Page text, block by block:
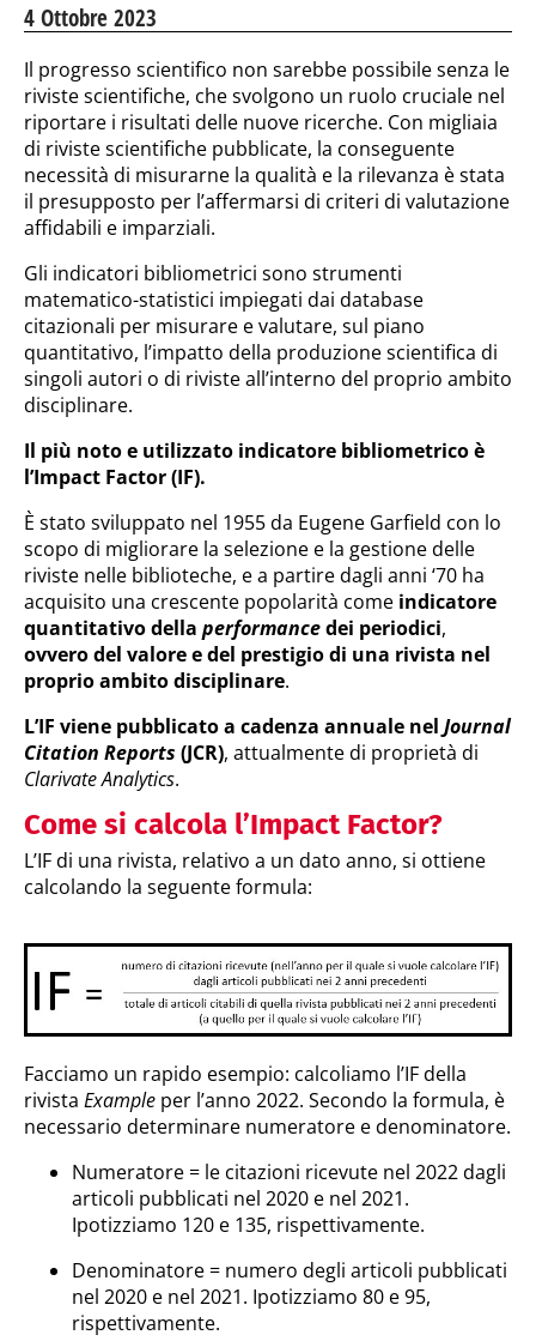
4 Ottobre 2023
Il progresso scientifico non sarebbe possibile senza le
riviste scientifiche, che svolgono un ruolo cruciale nel
riportare i risultati delle nuove ricerche. Con migliaia
di riviste scientifiche pubblicate, la conseguente
necessità di misurarne la qualità e la rilevanza è stata
il presupposto per l’affermarsi di criteri di valutazione
affidabili e imparziali.
Gli indicatori bibliometrici sono strumenti
matematico-statistici impiegati dai database
citazionali per misurare e valutare, sul piano
quantitativo, l’impatto della produzione scientifica di
singoli autori o di riviste all’interno del proprio ambito
disciplinare.
Il più noto e utilizzato indicatore bibliometrico è
l’Impact Factor (IF).
È stato sviluppato nel 1955 da Eugene Garfield con lo
scopo di migliorare la selezione e la gestione delle
riviste nelle biblioteche, e a partire dagli anni ‘70 ha
acquisito una crescente popolarità come indicatore
quantitativo della performancedei periodici,
ovverodel valore e del prestigio di una rivista nel
proprio ambito disciplinare.
L’IF viene pubblicato a cadenza annuale nel Journal
Citation Reports (JCR), attualmente di proprietà di
Clarivate Analytics.
Come si calcola l’Impact Factor?
L’IF di una rivista, relativo a un dato anno, si ottiene
calcolando la seguente formula:
Facciamo un rapido esempio: calcoliamo l’IF della
rivista Example per l’anno 2022. Secondo la formula, è
necessario determinare numeratore e denominatore.
Numeratore = le citazioni ricevute nel 2022 dagli
articoli pubblicati nel 2020 e nel 2021.
Ipotizziamo 120 e 135, rispettivamente.
Denominatore = numero degli articoli pubblicati
nel 2020 e nel 2021. Ipotizziamo 80 e 95,
rispettivamente.